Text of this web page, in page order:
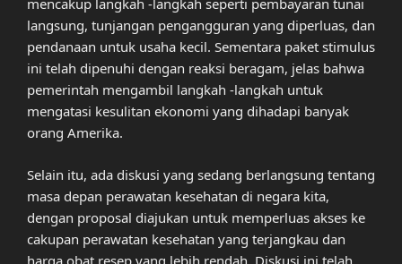
mencakup langkah -langkah seperti pembayaran tunai
langsung, tunjangan pengangguran yang diperluas, dan
pendanaan untuk usaha kecil. Sementara paket stimulus
ini telah dipenuhi dengan reaksi beragam, jelas bahwa
pemerintah mengambil langkah -langkah untuk
mengatasi kesulitan ekonomi yang dihadapi banyak
orang Amerika.
Selain itu, ada diskusi yang sedang berlangsung tentang
masa depan perawatan kesehatan di negara kita,
dengan proposal diajukan untuk memperluas akses ke
cakupan perawatan kesehatan yang terjangkau dan
harga obat resep yang lebih rendah. Diskusi ini telah